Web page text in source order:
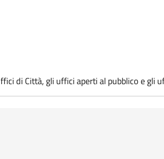
di Città, gli uffici aperti al pubblico e gli